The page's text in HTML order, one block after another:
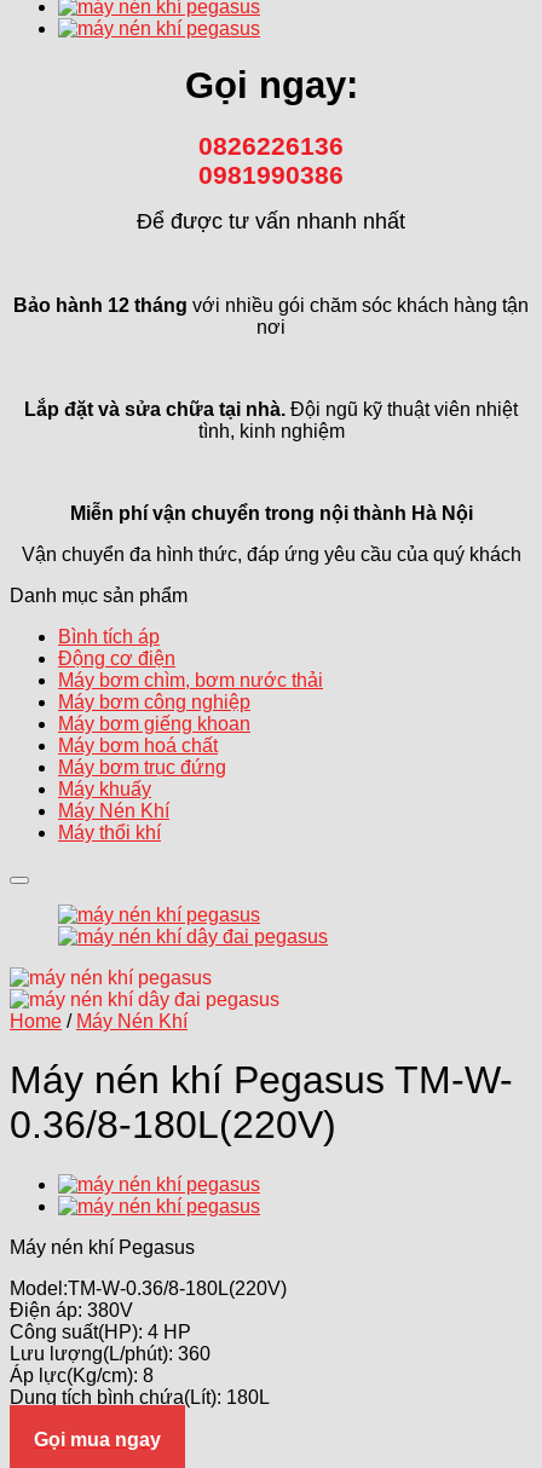
Gọi ngay:
0826226136
0981990386
Để được tư vấn nhanh nhất
Bảo hành 12 tháng với nhiều gói chăm sóc khách hàng tận
nơi
Lắp đặt và sửa chữa tại nhà. Đội ngũ kỹ thuật viên nhiệt
tình, kinh nghiệm
Miễn phí vận chuyển trong nội thành Hà Nội
Vận chuyển đa hình thức, đáp ứng yêu cầu của quý khách
Danh mục sản phẩm
Bình tích áp
Động cơ điện
Máy bơm chìm, bơm nước thải
Máy bơm công nghiệp
Máy bơm giếng khoan
Máy bơm hoá chất
Máy bơm trục đứng
Máy khuấy
Máy Nén Khí
Máy thổi khí
Home / Máy Nén Khí
Máy nén khí Pegasus TM-W-
0.36/8-180L(220V)
Máy nén khí Pegasus
Model:TM-W-0.36/8-180L(220V)
Điện áp: 380V
Công suất(HP): 4 HP
Lưu lượng(L/phút): 360
Áp lực(Kg/cm): 8
Dung tích bình chứa(Lít): 180L
Gọi mua ngay